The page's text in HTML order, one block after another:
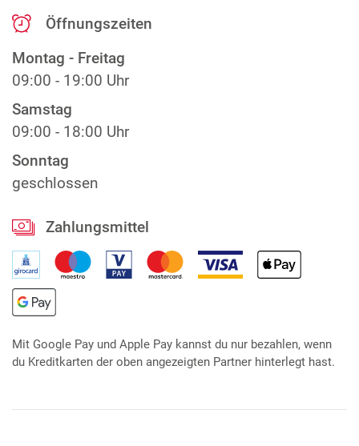
Öffnungszeiten
Montag - Freitag
09:00 - 19:00 Uhr
Samstag
09:00 - 18:00 Uhr
Sonntag
geschlossen
Zahlungsmittel
Mit Google Pay und Apple Pay kannst du nur bezahlen, wenn
du Kreditkarten der oben angezeigten Partner hinterlegt hast.